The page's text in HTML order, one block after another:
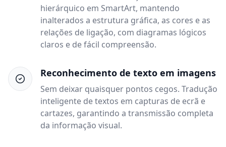
hierárquico em SmartArt, mantendo
inalterados a estrutura gráfica, as cores e as
relações de ligação, com diagramas lógicos
claros e de fácil compreensão.
Reconhecimento de texto em imagens
Sem deixar quaisquer pontos cegos. Tradução
inteligente de textos em capturas de ecrã e
cartazes, garantindo a transmissão completa
da informação visual.